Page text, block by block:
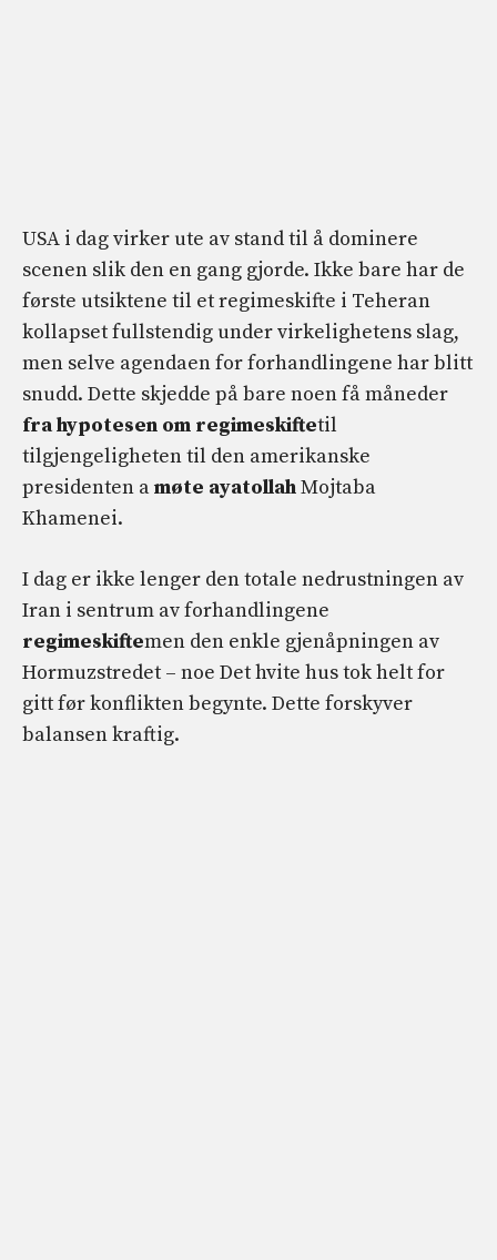
USA i dag virker ute av stand til å dominere
scenen slik den en gang gjorde. Ikke bare har de
første utsiktene til et regimeskifte i Teheran
kollapset fullstendig under virkelighetens slag,
men selve agendaen for forhandlingene har blitt
snudd. Dette skjedde på bare noen få måneder
fra hypotesen om regimeskiftetil
tilgjengeligheten til den amerikanske
presidenten amøte ayatollahMojtaba
Khamenei.
I dag er ikke lenger den totale nedrustningen av
Iran i sentrum av forhandlingene
regimeskiftemen den enkle gjenåpningen av
Hormuzstredet – noe Det hvite hus tok helt for
gitt før konflikten begynte. Dette forskyver
balansen kraftig.